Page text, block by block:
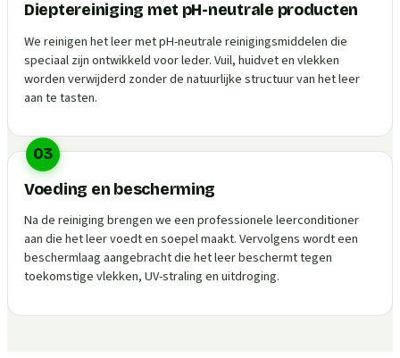
Dieptereiniging met pH-neutrale producten
We reinigen het leer met pH-neutrale reinigingsmiddelen die
speciaal zijn ontwikkeld voor leder. Vuil, huidvet en vlekken
worden verwijderd zonder de natuurlijke structuur van het leer
aan te tasten.
03
Voeding en bescherming
Na de reiniging brengen we een professionele leerconditioner
aan die het leer voedt en soepel maakt. Vervolgens wordt een
beschermlaag aangebracht die het leer beschermt tegen
toekomstige vlekken, UV-straling en uitdroging.